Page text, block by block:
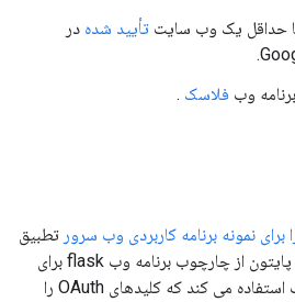
تأیید شده در
فلاسک .
تطبیق
خواهید داد. این نمونه برنامه پایتون از چارچوب برنامه وب flask برای
اجرای یک برنامه مبتنی بر وب استفاده می کند که کلیدهای OAuth را